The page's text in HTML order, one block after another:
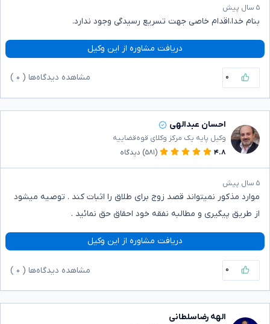
۵ سال پیش
بنام خدا،اقدام خاصی جهت تسریع رسیدگی وجود ندارد.
دریافت مشاوره از این وکیل
۰ مشاهده دیدگاه‌ها ( ۰
احسان عبدالهی
وکیل پایه یک مرکز وکلای قوه‌قضاییه
۴.۸
(۵۸۱) دیدگاه
۵ سال پیش
موارد مذکور نمیتواند قصد زوج برای طلاق را اثبات کند . توصیه میشود
از طریق پیگیری و مطالبه نفقه خود احقاق حق نمائید .
دریافت مشاوره از این وکیل
۰ مشاهده دیدگاه‌ها ( ۰
الهه رضاسلطانی